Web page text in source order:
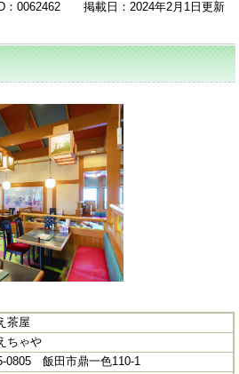
：0062462 掲載日：2024年2月1日更新
茶屋
ちゃや
0805 飯田市鼎一色110-1